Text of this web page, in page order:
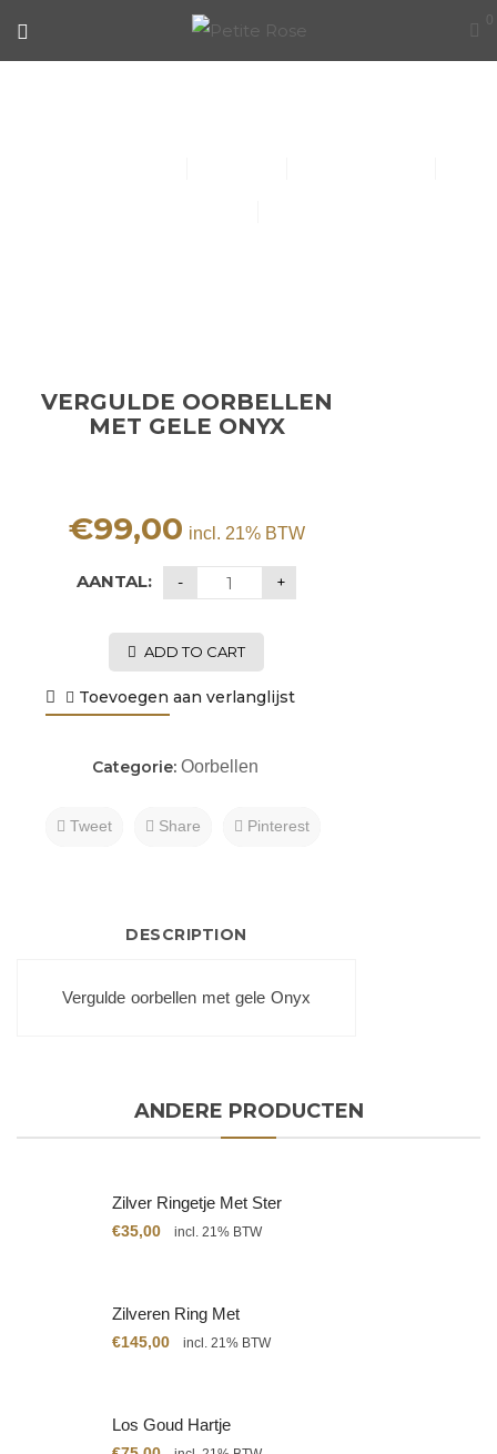
0
VERGULDE OORBELLEN
MET GELE ONYX
€99,00 incl. 21% BTW
AANTAL:
ADD TO CART
Toevoegen aan verlanglijst
Categorie: Oorbellen
Tweet Share Pinterest
DESCRIPTION
Vergulde oorbellen met gele Onyx
ANDERE PRODUCTEN
Zilver Ringetje Met Ster
€35,00 incl. 21% BTW
Zilveren Ring Met
Citrien
€145,00 incl. 21% BTW
Los Goud Hartje